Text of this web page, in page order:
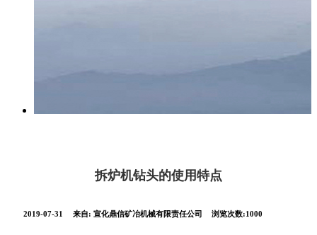
拆炉机钻头的使用特点
2019-07-31 来自:宣化鼎信矿冶机械有限责任公司 浏览次数:1000